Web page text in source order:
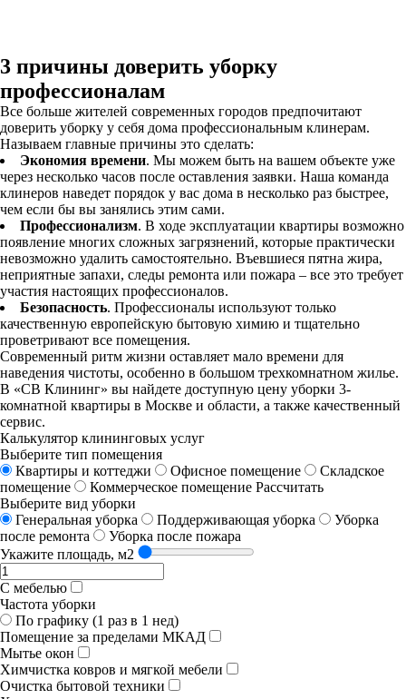
3 причины доверить уборку
профессионалам
Все больше жителей современных городов предпочитают
доверить уборку у себя дома профессиональным клинерам.
Называем главные причины это сделать:
Экономия времени. Мы можем быть на вашем объекте уже
через несколько часов после оставления заявки. Наша команда
клинеров наведет порядок у вас дома в несколько раз быстрее,
чем если бы вы занялись этим сами.
Профессионализм. В ходе эксплуатации квартиры возможно
появление многих сложных загрязнений, которые практически
невозможно удалить самостоятельно. Въевшиеся пятна жира,
неприятные запахи, следы ремонта или пожара – все это требует
участия настоящих профессионалов.
Безопасность. Профессионалы используют только
качественную европейскую бытовую химию и тщательно
проветривают все помещения.
Современный ритм жизни оставляет мало времени для
наведения чистоты, особенно в большом трехкомнатном жилье.
В «СВ Клининг» вы найдете доступную цену уборки 3-
комнатной квартиры в Москве и области, а также качественный
сервис.
Калькулятор клининговых услуг
Выберите тип помещения
Квартиры и коттеджи
Офисное помещение
Складское
помещение
Коммерческое помещение Рассчитать
Выберите вид уборки
Генеральная уборка
Поддерживающая уборка
Уборка
после ремонта
Уборка после пожара
Укажите площадь, м2
С мебелью
Частота уборки
По графику (1 раз в 1 нед)
Помещение за пределами МКАД
Мытье окон
Химчистка ковров и мягкой мебели
Очистка бытовой техники